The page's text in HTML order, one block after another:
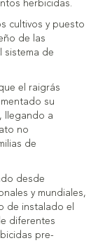
herbicidas.
cultivos y puesto
de las
sistema de
el raigrás
su
llegando a
no
de
desde
y mundiales,
de instalado el
diferentes
pre-